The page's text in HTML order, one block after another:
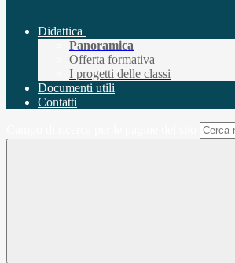
Didattica
Panoramica
Offerta formativa
I progetti delle classi
Documenti utili
Contatti